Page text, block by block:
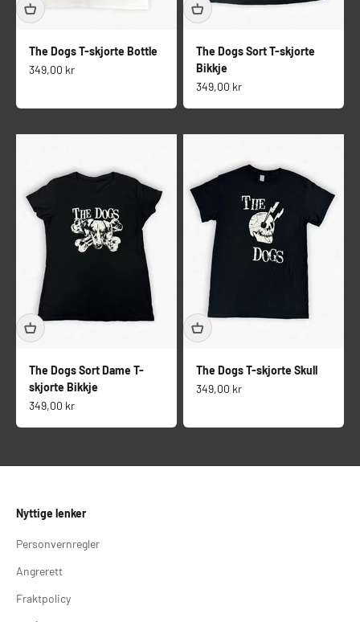
The Dogs T-skjorte Bottle
Salgspris
349,00 kr
The Dogs Sort T-skjorte
Bikkje
Salgspris
349,00 kr
The Dogs Sort Dame T-
skjorte Bikkje
Salgspris
349,00 kr
The Dogs T-skjorte Skull
Salgspris
349,00 kr
Nyttige lenker
Personvernregler
Angrerett
Fraktpolicy